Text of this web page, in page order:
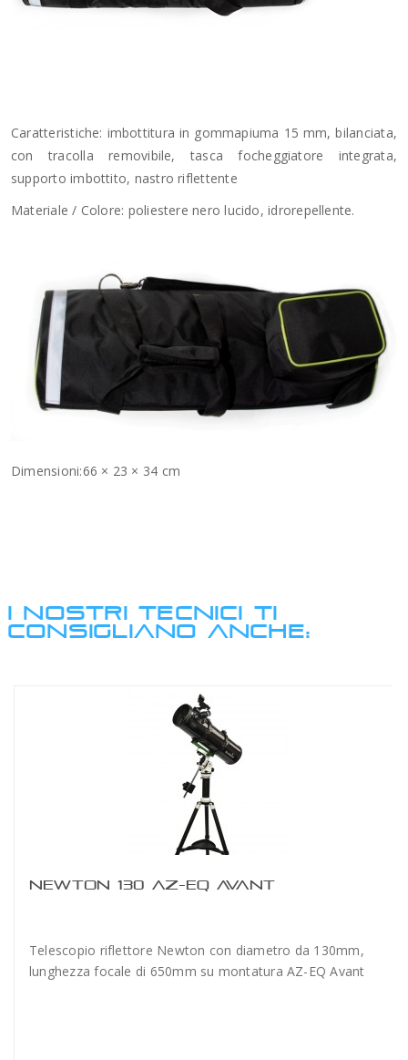
Caratteristiche: imbottitura in gommapiuma 15 mm, bilanciata,
con tracolla removibile, tasca focheggiatore integrata,
supporto imbottito, nastro riflettente
Materiale / Colore: poliestere nero lucido, idrorepellente.
Dimensioni:66 × 23 × 34 cm
I NOSTRI TECNICI TI
CONSIGLIANO ANCHE:
NEWTON 130 AZ-EQ AVANT
Telescopio riflettore Newton con diametro da 130mm,
lunghezza focale di 650mm su montatura AZ-EQ Avant